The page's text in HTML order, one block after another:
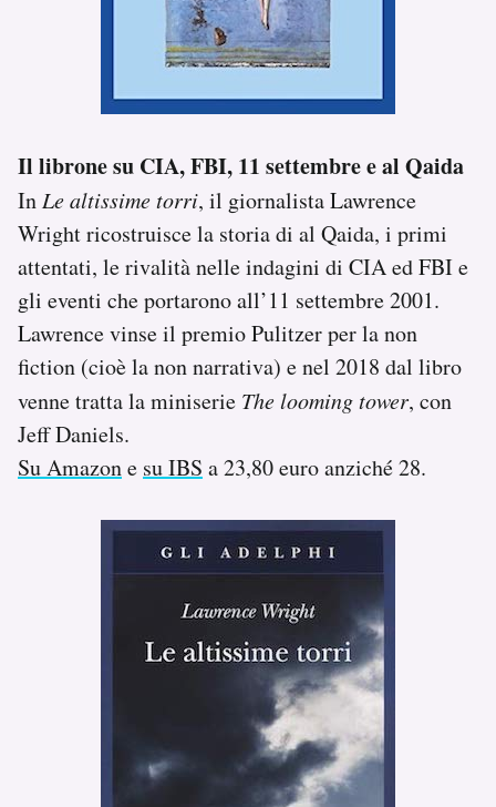
Il librone su CIA, FBI, 11 settembre e al Qaida
In Le altissime torri, il giornalista Lawrence
Wright ricostruisce la storia di al Qaida, i primi
attentati, le rivalità nelle indagini di CIA ed FBI e
gli eventi che portarono all’11 settembre 2001.
Lawrence vinse il premio Pulitzer per la non
fiction (cioè la non narrativa) e nel 2018 dal libro
venne tratta la miniserie The looming tower, con
Jeff Daniels.
Su Amazone su IBS a 23,80 euro anziché 28.